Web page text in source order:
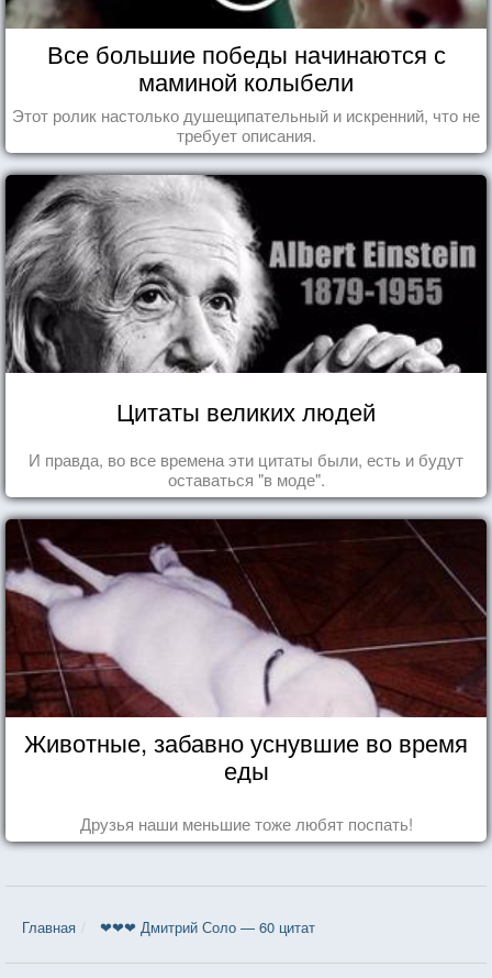
Все большие победы начинаются с
маминой колыбели
Этот ролик настолько душещипательный и искренний, что не
требует описания.
Цитаты великих людей
И правда, во все времена эти цитаты были, есть и будут
оставаться "в моде".
Животные, забавно уснувшие во время
еды
Друзья наши меньшие тоже любят поспать!
Главная ❤❤❤ Дмитрий Соло — 60 цитат